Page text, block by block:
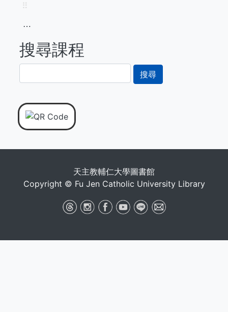
⠿
⋯
搜尋課程
尋
天主教輔仁大學圖書館
Copyright © Fu Jen Catholic University Library